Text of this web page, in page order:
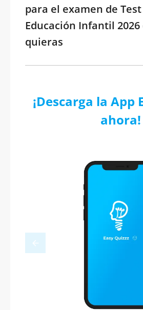
para el examen de
Educación Infantil
quieras
¡Descarga la App
ahora!